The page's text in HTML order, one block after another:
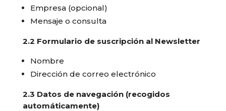
Empresa (opcional)
Mensaje o consulta
2.2 Formulario de suscripción al Newsletter
Nombre
Dirección de correo electrónico
2.3 Datos de navegación (recogidos
automáticamente)